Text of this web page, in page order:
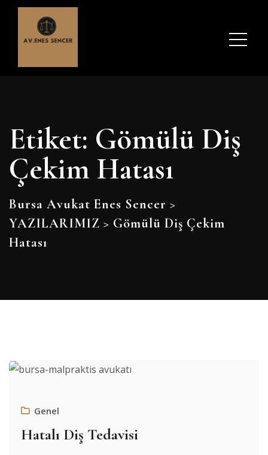
Etiket: Gömülü Diş
Çekim Hatası
Bursa Avukat Enes Sencer >
YAZILARIMIZ > Gömülü Diş Çekim
Hatası
Genel
Hatalı Diş Tedavisi